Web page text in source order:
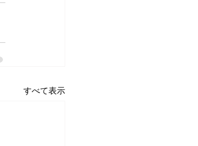
すべて表示